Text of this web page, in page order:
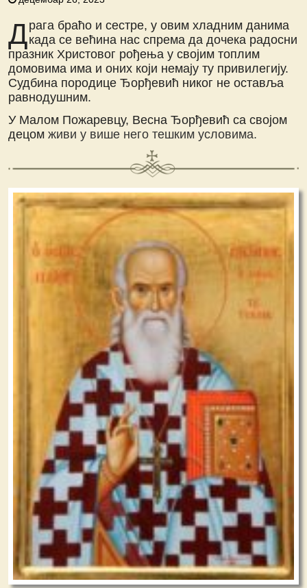
Драга браћо и сестре, у овим хладним данима
када се већина нас спрема да дочека радосни
празник Христовог рођења у својим топлим
домовима има и оних који немају ту привилегију.
Судбина породице Ђорђевић никог не оставља
равнодушним.
У Малом Пожаревцу, Весна Ђорђевић са својом
децомживи у више него тешким условима.